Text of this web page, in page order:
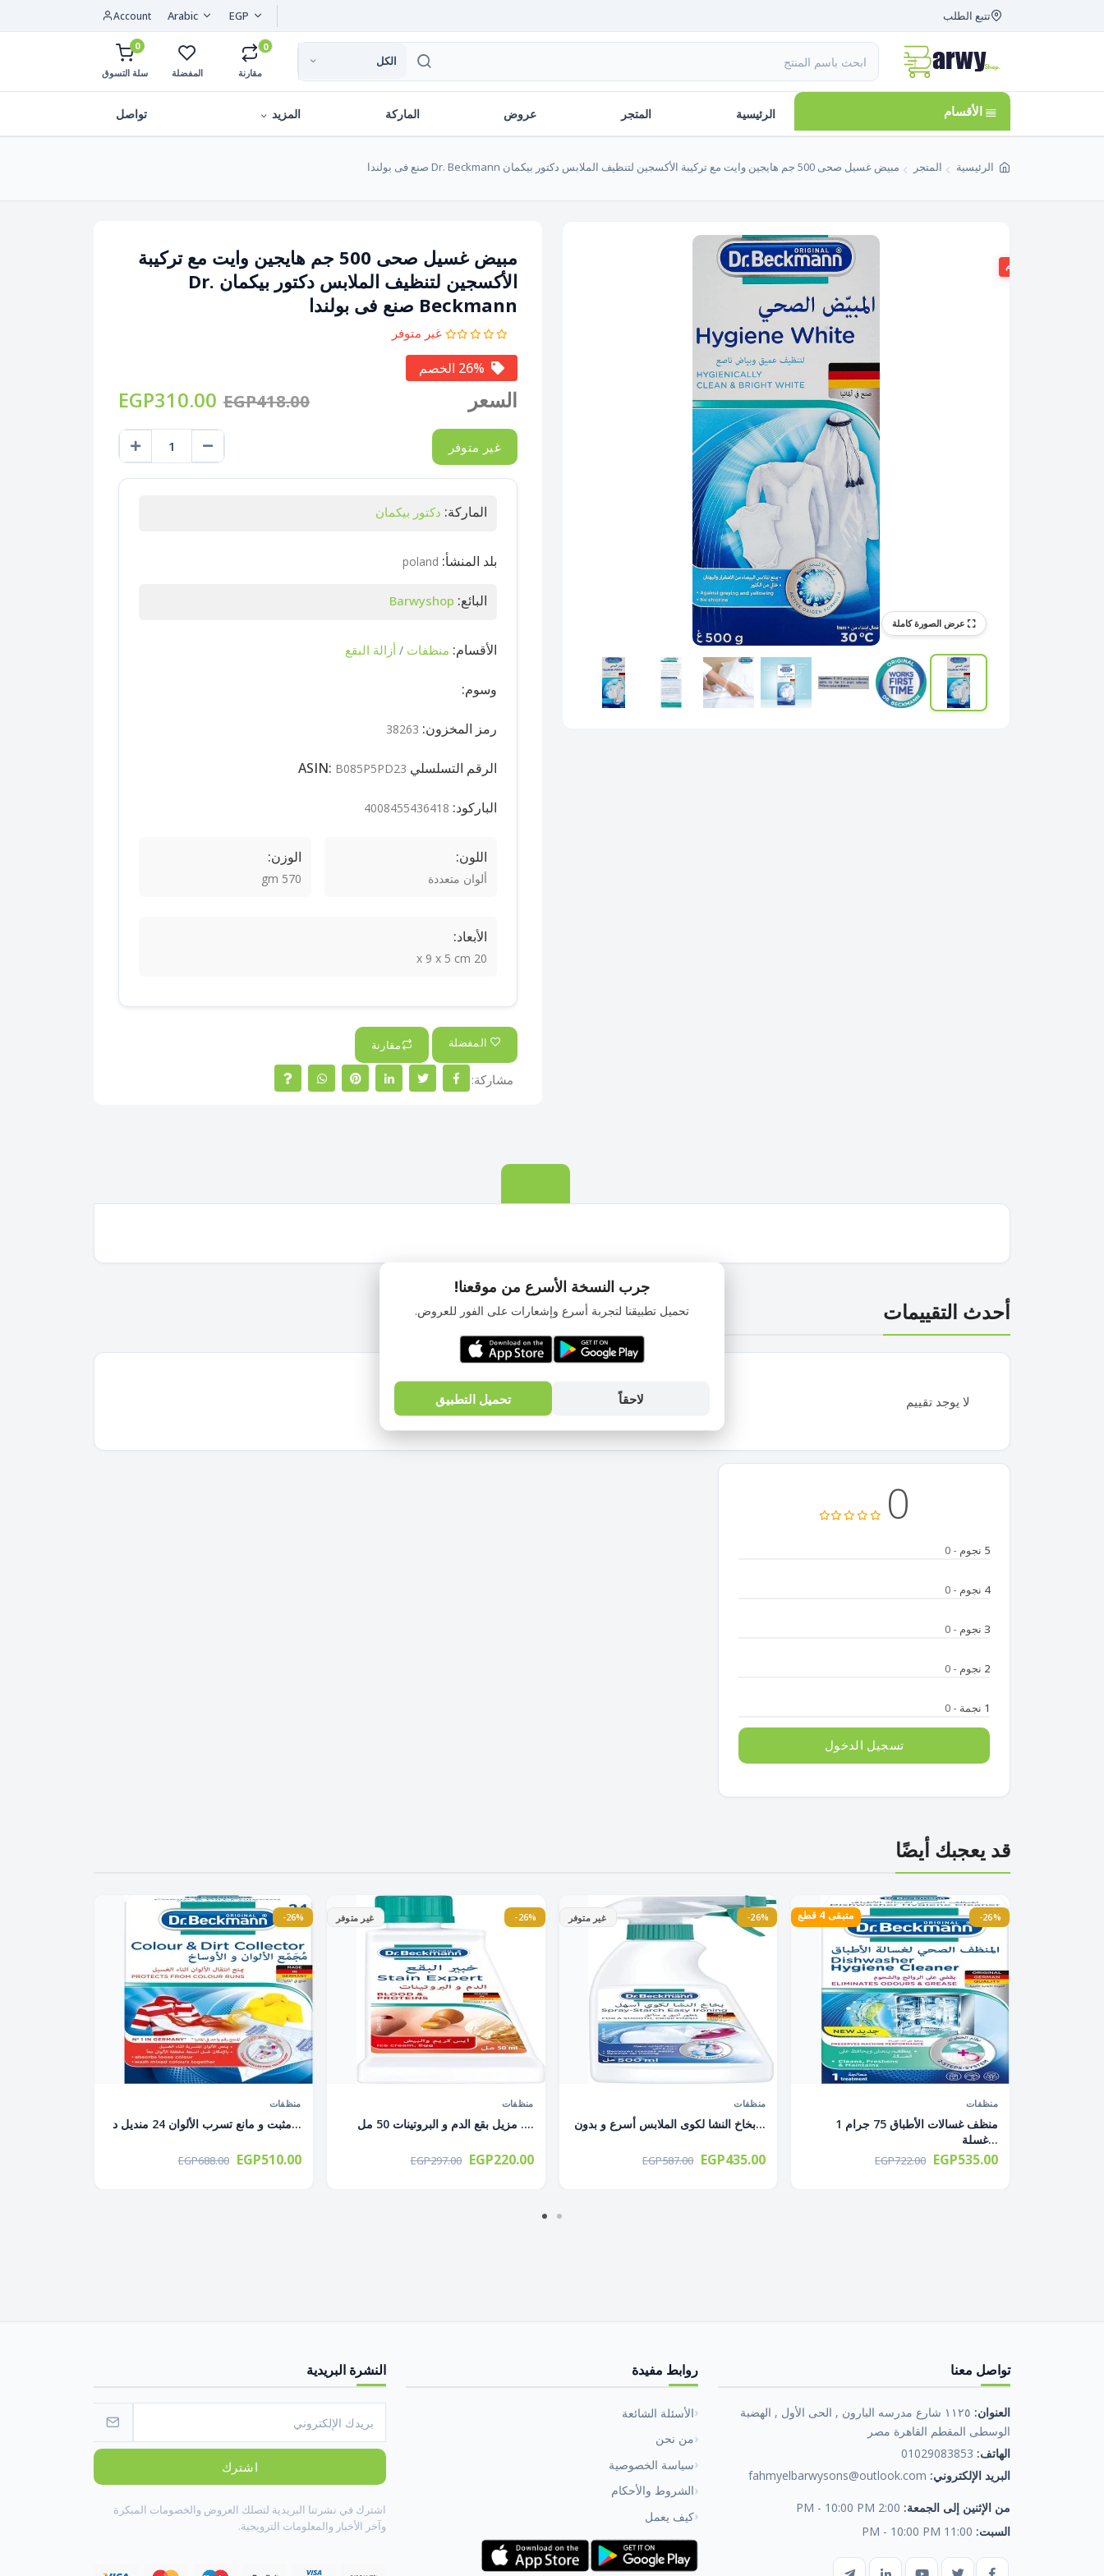
تتبع الطلب EGP
Arabic
Account
الكل
0
مقارنة المفضلة
0
سلة التسوق
الأقسام الرئيسية المتجر عروض الماركة المزيد تواصل
الرئيسية المتجر مبيض غسيل صحى 500 جم هايجين وايت مع تركيبة الأكسجين لتنظيف الملابس دكتور بيكمان Dr. Beckmann صنع فى بولندا
الخصم
مبيض غسيل صحى 500 جم هايجين وايت مع تركيبة
الأكسجين لتنظيف الملابس دكتور بيكمان Dr.
Beckmann صنع فى بولندا
غير متوفر
السعر EGP418.00
EGP310.00
غير متوفر
الماركة: دكتور بيكمان
بلد المنشأ: poland
البائع: Barwyshop
الأقسام: منظفات / أزالة البقع
وسوم:
رمز المخزون: 38263
الرقم التسلسلي ASIN: B085P5PD23
الباركود: 4008455436418
اللون:
ألوان متعددة
الوزن:
570 gm
الأبعاد:
20 x 9 x 5 cm
المفضلة مقارنة
مشاركة:
أحدث التقييمات
لا يوجد تقييم
0
5 نجوم - 0
4 نجوم - 0
3 نجوم - 0
2 نجوم - 0
1 نجمة - 0
تسجيل الدخول
قد يعجبك أيضًا
-26%
منظفات
مثبت و مانع تسرب الألوان 24 منديل د...
EGP688.00 EGP510.00
غير متوفر -26%
منظفات
مزيل بقع الدم و البروتينات 50 مل ....
EGP297.00 EGP220.00
غير متوفر -26%
منظفات
بخاخ النشا لكوى الملابس أسرع و بدون...
EGP587.00 EGP435.00
-26% متبقى 4 قطع
منظفات
منظف غسالات الأطباق 75 جرام 1
غسلة...
EGP722.00 EGP535.00
تواصل معنا
العنوان:
١١٢٥ شارع مدرسه البارون , الحى الأول , الهضبة
الوسطى المقطم القاهرة مصر
الهاتف: 01029083853
البريد الإلكتروني: fahmyelbarwysons@outlook.com
من الإثنين إلى الجمعة: 2:00 PM - 10:00 PM
السبت: 11:00 PM - 10:00 PM
روابط مفيدة
الأسئلة الشائعة
من نحن
سياسة الخصوصية
الشروط والأحكام
كيف يعمل
النشرة البريدية
اشترك
اشترك في نشرتنا البريدية لتصلك العروض والخصومات المبكرة
وآخر الأخبار والمعلومات الترويجية.
جرب النسخة الأسرع من موقعنا!
تحميل تطبيقنا لتجربة أسرع وإشعارات على الفور للعروض.
لاحقاً تحميل التطبيق